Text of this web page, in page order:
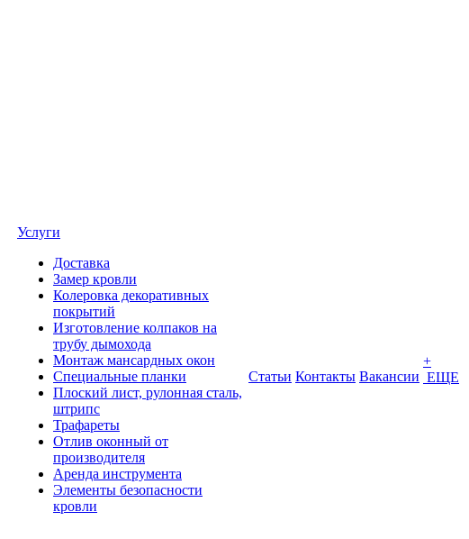
Услуги
Доставка
Замер кровли
Колеровка декоративных
покрытий
Изготовление колпаков на
трубу дымохода
Монтаж мансардных окон
Специальные планки
Плоский лист, рулонная сталь,
штрипс
Трафареты
Отлив оконный от
производителя
Аренда инструмента
Элементы безопасности
кровли
Статьи Контакты Вакансии
+
ЕЩЕ